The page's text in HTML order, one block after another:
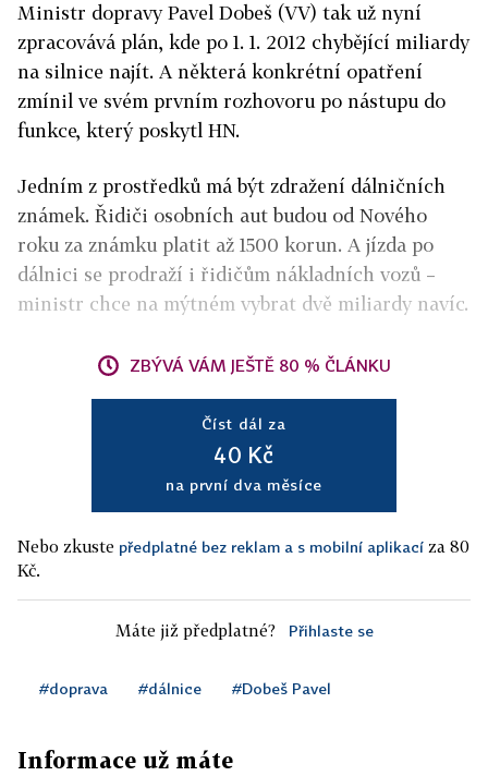
Ministr dopravy Pavel Dobeš (VV) tak už nyní
zpracovává plán, kde po 1. 1. 2012 chybějící miliardy
na silnice najít. A některá konkrétní opatření
zmínil ve svém prvním rozhovoru po nástupu do
funkce, který poskytl HN.
Jedním z prostředků má být zdražení dálničních
známek. Řidiči osobních aut budou od Nového
roku za známku platit až 1500 korun. A jízda po
dálnici se prodraží i řidičům nákladních vozů –
ministr chce na mýtném vybrat dvě miliardy navíc.
ZBÝVÁ VÁM JEŠTĚ 80 % ČLÁNKU
Číst dál za
40 Kč
na první dva měsíce
Nebo zkuste předplatné bez reklam a s mobilní aplikací za 80
Kč.
Máte již předplatné? Přihlaste se
#doprava #dálnice #Dobeš Pavel
Informace už máte